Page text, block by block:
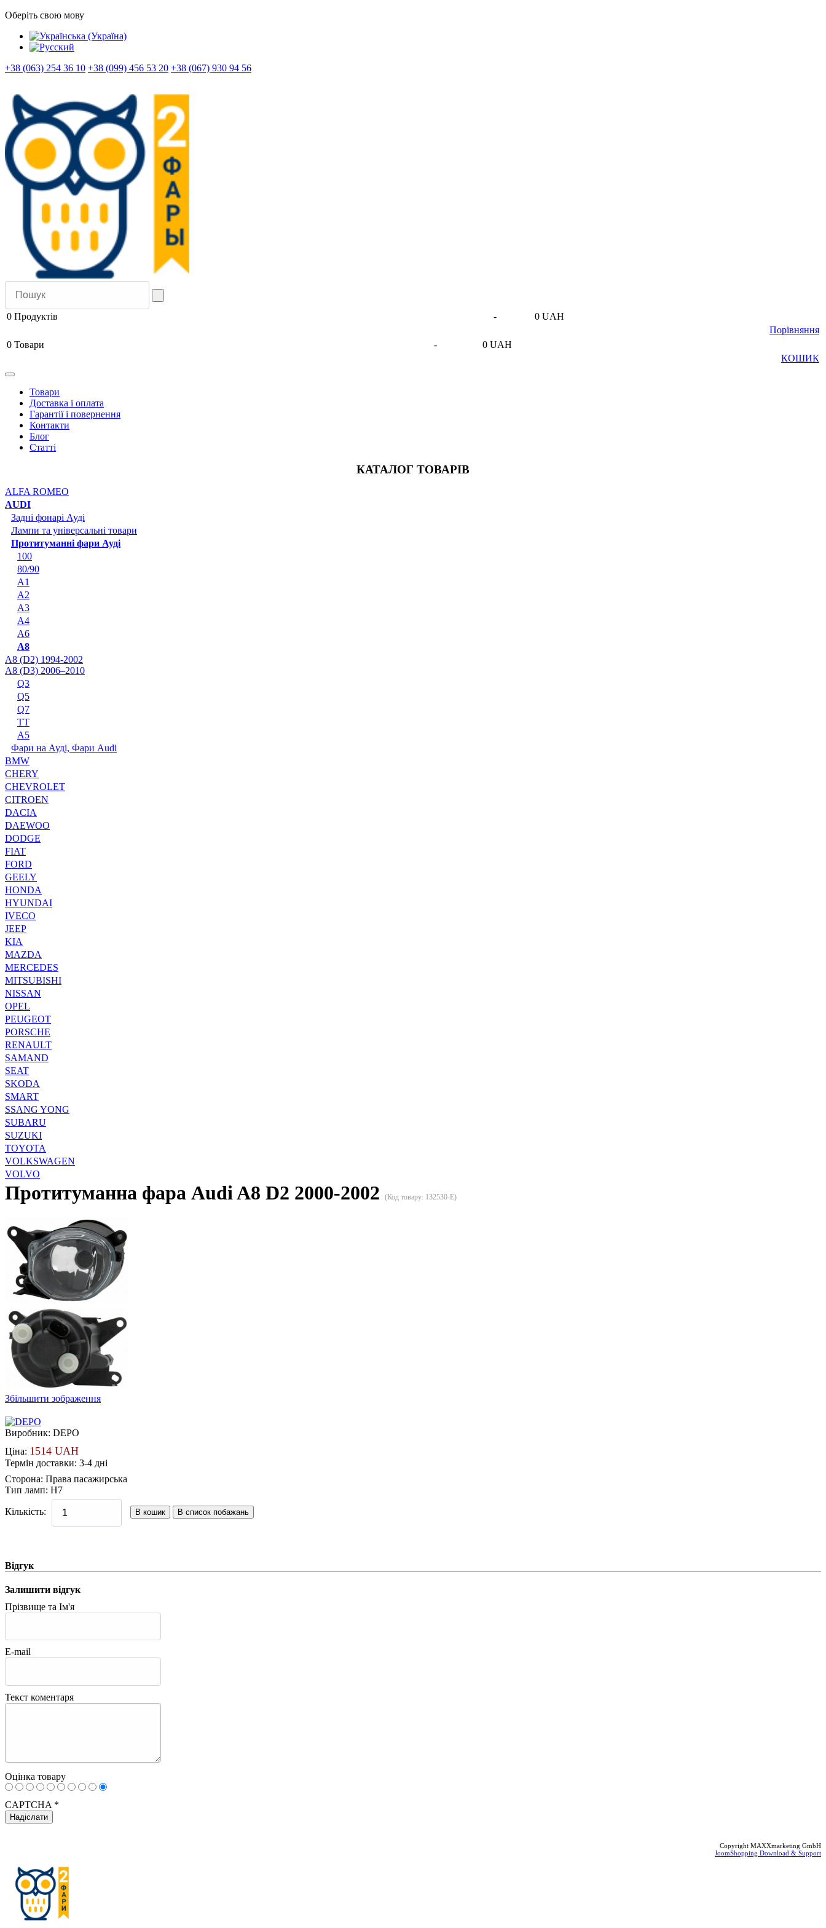
Оберіть свою мову
+38 (063) 254 36 10 +38 (099) 456 53 20 +38 (067) 930 94 56
0 Продуктів -
0 UAH
Порівняння
0 Товари -
0 UAH
КОШИК
Товари
Доставка і оплата
Гарантії і повернення
Контакти
Блог
Статті
КАТАЛОГ ТОВАРІВ
ALFA ROMEO
AUDI
Задні фонарі Ауді
Лампи та універсальні товари
Протитуманні фари Ауді
100
80/90
A1
A2
A3
A4
A6
A8
A8 (D2) 1994-2002
A8 (D3) 2006–2010
Q3
Q5
Q7
TT
А5
Фари на Ауді, Фари Audi
BMW
CHERY
CHEVROLET
CITROEN
DACIA
DAEWOO
DODGE
FIAT
FORD
GEELY
HONDA
HYUNDAI
IVECO
JEEP
KIA
MAZDA
MERCEDES
MITSUBISHI
NISSAN
OPEL
PEUGEOT
PORSCHE
RENAULT
SAMAND
SEAT
SKODA
SMART
SSANG YONG
SUBARU
SUZUKI
TOYOTA
VOLKSWAGEN
VOLVO
Протитуманна фара Audi A8 D2 2000-2002 (Код товару: 132530-E)
Збільшити зображення
Виробник: DEPO
Ціна: 1514 UAH
Термін доставки: 3-4 дні
Сторона: Права пасажирська
Тип ламп: H7
Кількість:
Відгук
Залишити відгук
Прізвище та Ім'я
E-mail
Текст коментаря
Оцінка товару
CAPTCHA *
Copyright MAXXmarketing GmbH
JoomShopping Download & Support